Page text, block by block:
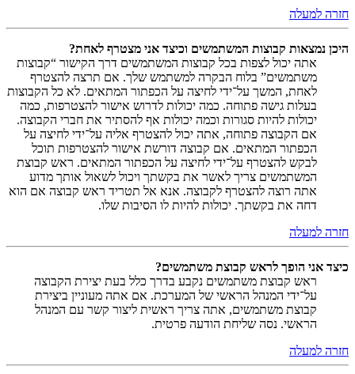
חזרה למעלה
היכן נמצאות קבוצות המשתמשים וכיצד אני מצטרף לאחת?
אתה יכול לצפות בכל קבוצות המשתמשים דרך הקישור “קבוצות
משתמשים” בלוח הבקרה למשתמש שלך. אם תרצה להצטרף
לאחת, המשך על־ידי לחיצה על הכפתור המתאים. לא כל הקבוצות
בעלות גישה פתוחה. כמה יכולות לדרוש אישור להצטרפות, כמה
יכולות להיות סגורות וכמה יכולות אף להסתיר את חברי הקבוצה.
אם הקבוצה פתוחה, אתה יכול להצטרף אליה על־ידי לחיצה על
הכפתור המתאים. אם קבוצה דורשת אישור להצטרפות תוכל
לבקש להצטרף על־ידי לחיצה על הכפתור המתאים. ראש קבוצת
המשתמשים צריך לאשר את בקשתך ויכול לשאול אותך מדוע
אתה רוצה להצטרף לקבוצה. אנא אל תטריד ראש קבוצה אם הוא
דחה את בקשתך. יכולות להיות לו הסיבות שלו.
חזרה למעלה
כיצד אני הופך לראש קבוצת משתמשים?
ראש קבוצת משתמשים נקבע בדרך כלל בעת יצירת הקבוצה
על־ידי המנהל הראשי של המערכת. אם אתה מעוניין ביצירת
קבוצת משתמשים, אתה צריך ראשית ליצור קשר עם המנהל
הראשי. נסה שליחת הודעה פרטית.
חזרה למעלה